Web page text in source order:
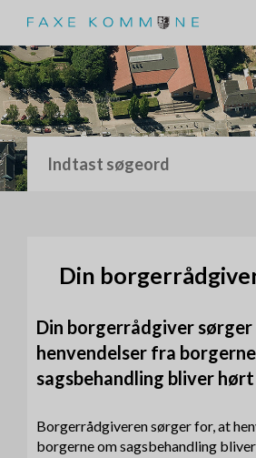
t
i
l
h
o
v
e
d
Din
Din borgerrådgiver
henvendelser fra
sagsbehandling bliver
Borgerrådgiveren sørger for, at
borgerne om sagsbehandling